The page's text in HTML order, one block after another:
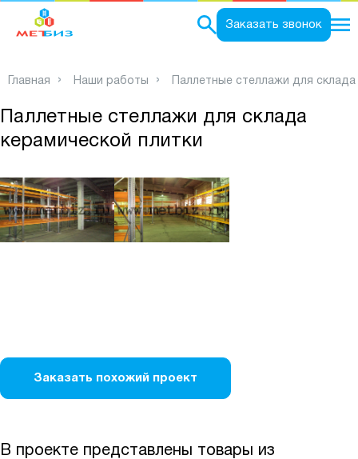
Заказать звонок
Главная Наши работы Паллетные стеллажи для
Паллетные стеллажи для склада
керамической плитки
Заказать похожий проект
В проекте представлены товары из